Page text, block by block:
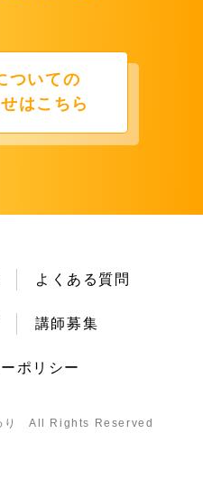
ついての
はこちら
よくある質問
講師募集
ポリシー
り All Rights Reserved